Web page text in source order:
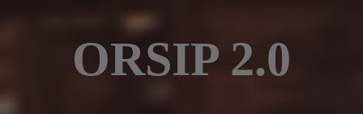
ORSIP 2.0